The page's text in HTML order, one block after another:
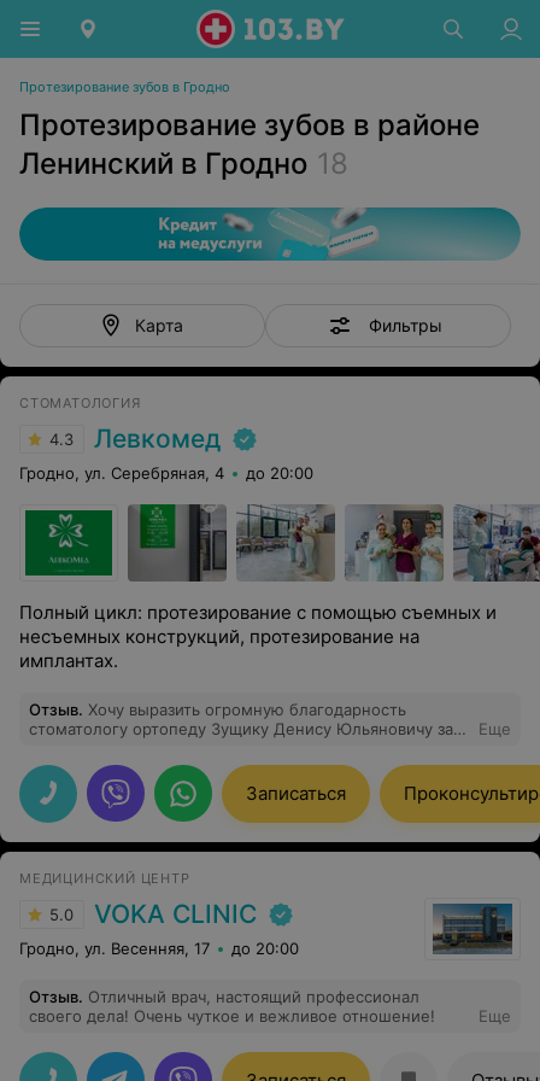
Протезирование зубов в Гродно
Протезирование зубов в районе
Ленинский в Гродно 18
Карта Фильтры
СТОМАТОЛОГИЯ
4.3 Левкомед
Гродно, ул. Серебряная, 4 до 20:00
Полный цикл: протезирование с помощью съемных и
несъемных конструкций, протезирование на
имплантах.
Отзыв. Хочу выразить огромную благодарность
стоматологу ортопеду Зущику Денису Юльяновичу за
пациентам пациентам и за качественно проделанную
работу. Спасибо большое. Всем рекомендую.
Еще
Записаться
МЕДИЦИНСКИЙ ЦЕНТР
5.0 VOKA CLINIC
Гродно, ул. Весенняя, 17 до 20:00
Отзыв. Отличный врач, настоящий профессионал
своего дела! Очень чуткое и вежливое отношение!
Еще